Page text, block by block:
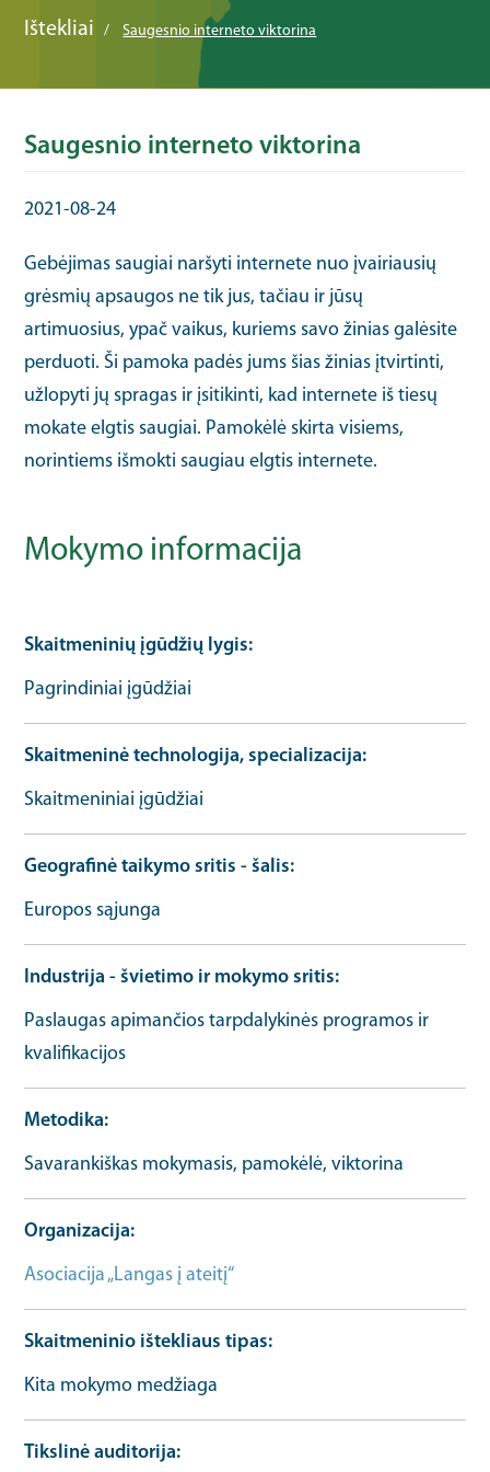
Ištekliai Saugesnio interneto viktorina
Saugesnio interneto viktorina
2021-08-24
Gebėjimas saugiai naršyti internete nuo įvairiausių
grėsmių apsaugos ne tik jus, tačiau ir jūsų
artimuosius, ypač vaikus, kuriems savo žinias galėsite
perduoti. Ši pamoka padės jums šias žinias įtvirtinti,
užlopyti jų spragas ir įsitikinti, kad internete iš tiesų
mokate elgtis saugiai. Pamokėlė skirta visiems,
norintiems išmokti saugiau elgtis internete.
Mokymo informacija
Skaitmeninių įgūdžių lygis
Pagrindiniai įgūdžiai
Skaitmeninė technologija, specializacija
Skaitmeniniai įgūdžiai
Geografinė taikymo sritis - šalis
Europos sąjunga
Industrija - švietimo ir mokymo sritis
Paslaugas apimančios tarpdalykinės programos ir
kvalifikacijos
Metodika
Savarankiškas mokymasis, pamokėlė, viktorina
Organizacija
Asociacija „Langas į ateitį“
Skaitmeninio ištekliaus tipas
Kita mokymo medžiaga
Tikslinė auditorija